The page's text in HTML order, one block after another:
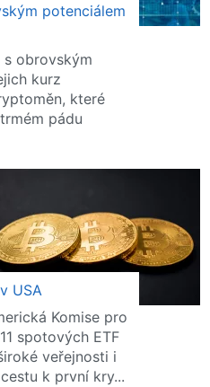
potenciálem
obrovským
kurz
které
pádu
USA
Komise pro
spotových ETF
veřejnosti i
k první kry...